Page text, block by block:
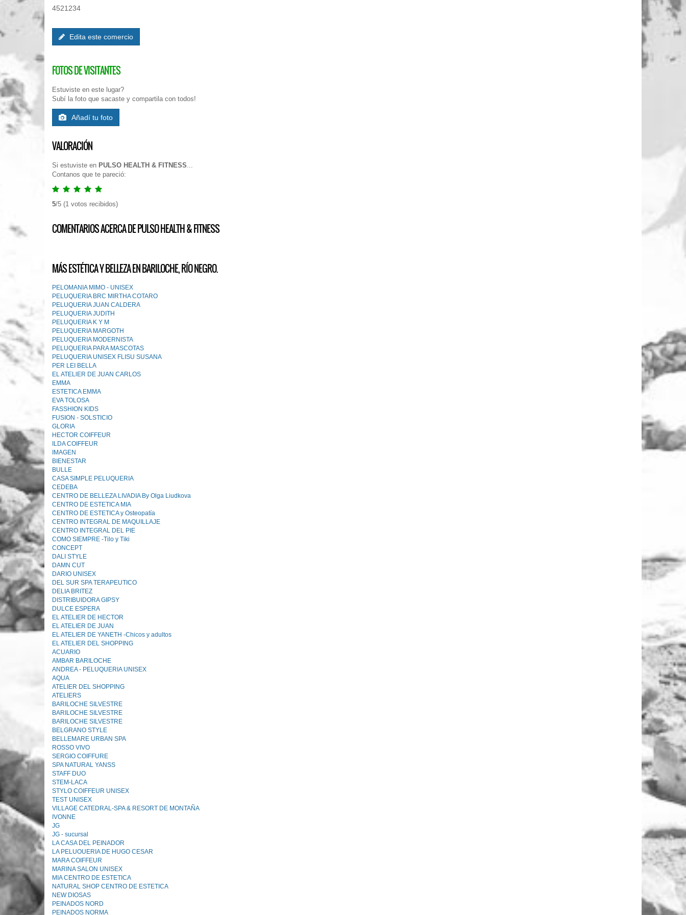
4521234
Edita este comercio
FOTOS DE VISITANTES
Estuviste en este lugar?
Subí la foto que sacaste y compartila con todos!
Añadí tu foto
VALORACIÓN
Si estuviste en PULSO HEALTH & FITNESS...
Contanos que te pareció:
5/5 (1 votos recibidos)
COMENTARIOS ACERCA DE PULSO HEALTH & FITNESS
MÁS ESTÉTICA Y BELLEZA EN BARILOCHE, RÍO NEGRO.
PELOMANIA MIMO - UNISEX
PELUQUERIA BRC MIRTHA COTARO
PELUQUERIA JUAN CALDERA
PELUQUERIA JUDITH
PELUQUERIA K Y M
PELUQUERIA MARGOTH
PELUQUERIA MODERNISTA
PELUQUERIA PARA MASCOTAS
PELUQUERIA UNISEX FLISU SUSANA
PER LEI BELLA
EL ATELlER DE JUAN CARLOS
EMMA
ESTETICA EMMA
EVA TOLOSA
FASSHION KIDS
FUSION - SOLSTICIO
GLORIA
HECTOR COIFFEUR
ILDA COIFFEUR
IMAGEN
BIENESTAR
BULLE
CASA SIMPLE PELUQUERIA
CEDEBA
CENTRO DE BELLEZA LIVADIA By Olga Liudkova
CENTRO DE ESTETICA MIA
CENTRO DE ESTETICA y Osteopatía
CENTRO INTEGRAL DE MAQUILLAJE
CENTRO INTEGRAL DEL PIE
COMO SIEMPRE -Tilo y Tiki
CONCEPT
DALI STYLE
DAMN CUT
DARIO UNISEX
DEL SUR SPA TERAPEUTICO
DELIA BRITEZ
DISTRIBUIDORA GIPSY
DULCE ESPERA
EL ATELIER DE HECTOR
EL ATELIER DE JUAN
EL ATELIER DE YANETH -Chicos y adultos
EL ATELIER DEL SHOPPING
ACUARIO
AMBAR BARILOCHE
ANDREA - PELUQUERIA UNISEX
AQUA
ATELIER DEL SHOPPING
ATELIERS
BARILOCHE SILVESTRE
BARILOCHE SILVESTRE
BARILOCHE SILVESTRE
BELGRANO STYLE
BELLEMARE URBAN SPA
ROSSO VIVO
SERGIO COIFFURE
SPA NATURAL YANSS
STAFF DUO
STEM-LACA
STYLO COIFFEUR UNISEX
TEST UNISEX
VlLLAGE CATEDRAL-SPA & RESORT DE MONTAÑA
IVONNE
JG
JG - sucursal
LA CASA DEL PEINADOR
LA PELUOUERIA DE HUGO CESAR
MARA COIFFEUR
MARINA SALON UNISEX
MIA CENTRO DE ESTETICA
NATURAL SHOP CENTRO DE ESTETICA
NEW DIOSAS
PEINADOS NORD
PEINADOS NORMA